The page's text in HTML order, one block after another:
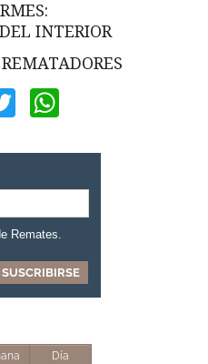
INTERIOR
Twitter
Remates.
Día